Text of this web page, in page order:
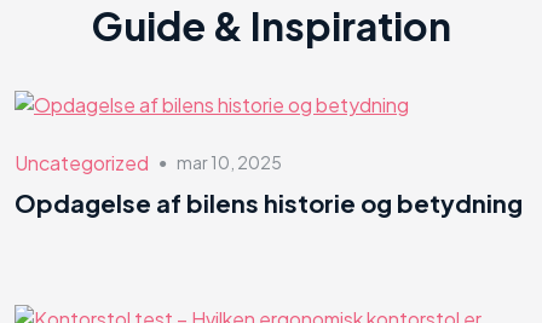
Guide & Inspiration
Uncategorized ● mar 10, 2025
Opdagelse af bilens historie og betydning